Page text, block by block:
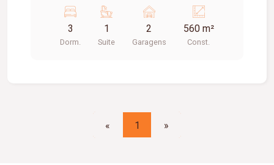
ANDAR(250M²).CADA APARTAMENTO POSSUI:
SALA, 03 QUARTOS SENDO 01 SUÍTE, BANHEIRO
SOCIAL, COZINHA E ÁREA DE SERVIÇO.PISO
3
Dorm.
1
Suite
2
Garagens
560 m²
Const.
« 1 »